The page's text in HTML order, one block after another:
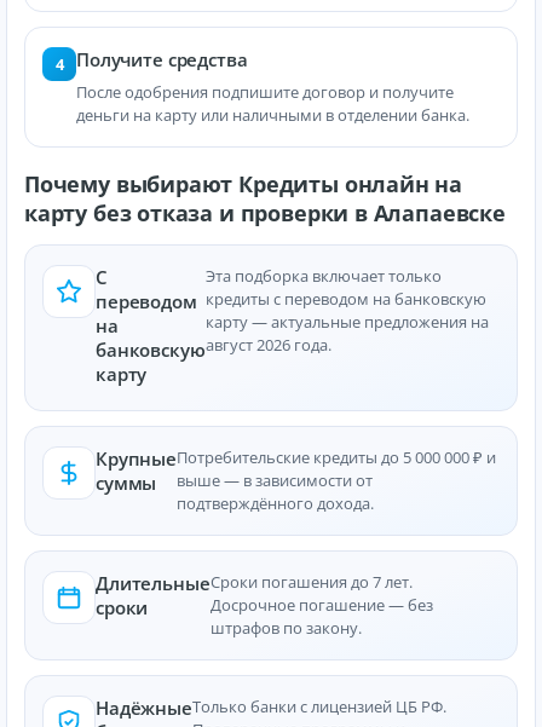
4 Получите средства
После одобрения подпишите договор и получите
деньги на карту или наличными в отделении банка.
Почему выбирают Кредиты онлайн на
карту без отказа и проверки в Алапаевске
С
переводом
на
банковскую
карту
Эта подборка включает только
кредиты с переводом на банковскую
карту — актуальные предложения на
август 2026 года.
Крупные
суммы
Потребительские кредиты до 5 000 000 ₽ и
выше — в зависимости от
подтверждённого дохода.
Длительные
сроки
Сроки погашения до 7 лет.
Досрочное погашение — без
штрафов по закону.
НадёжныеТолько банки с лицензией ЦБ РФ.